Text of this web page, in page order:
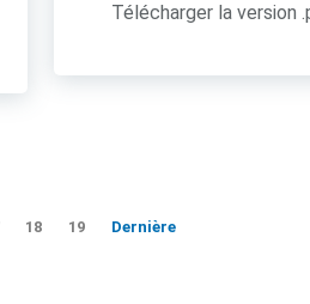
Télécharger la version
18 19 Dernière